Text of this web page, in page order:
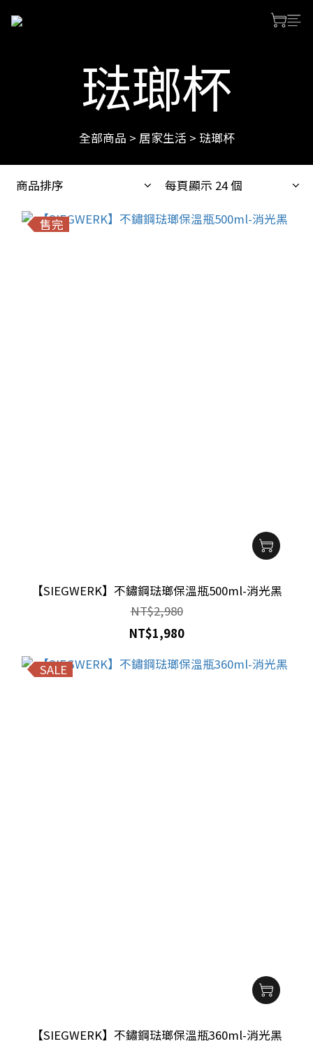
琺瑯杯
全部商品 > 居家生活 > 琺瑯杯
商品排序 每頁顯示 24 個
售完
【SIEGWERK】不鏽鋼琺瑯保溫瓶500ml-消光黑
NT$2,980
NT$1,980
SALE
【SIEGWERK】不鏽鋼琺瑯保溫瓶360ml-消光黑